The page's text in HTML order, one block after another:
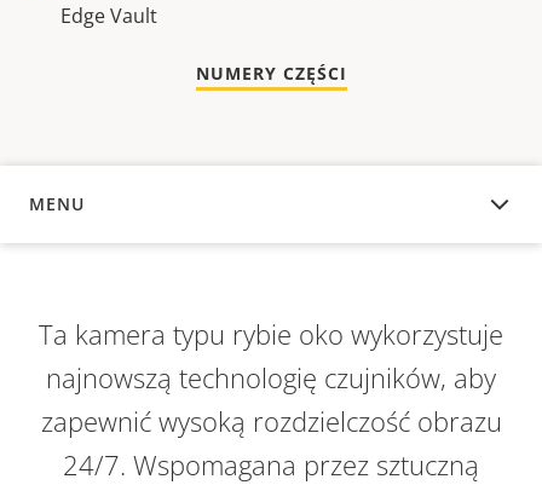
Edge Vault
NUMERY CZĘŚCI
MENU
INFORMACJE OGÓLNE
Ta kamera typu rybie oko wykorzystuje
najnowszą technologię czujników, aby
zapewnić wysoką rozdzielczość obrazu
24/7. Wspomagana przez sztuczną